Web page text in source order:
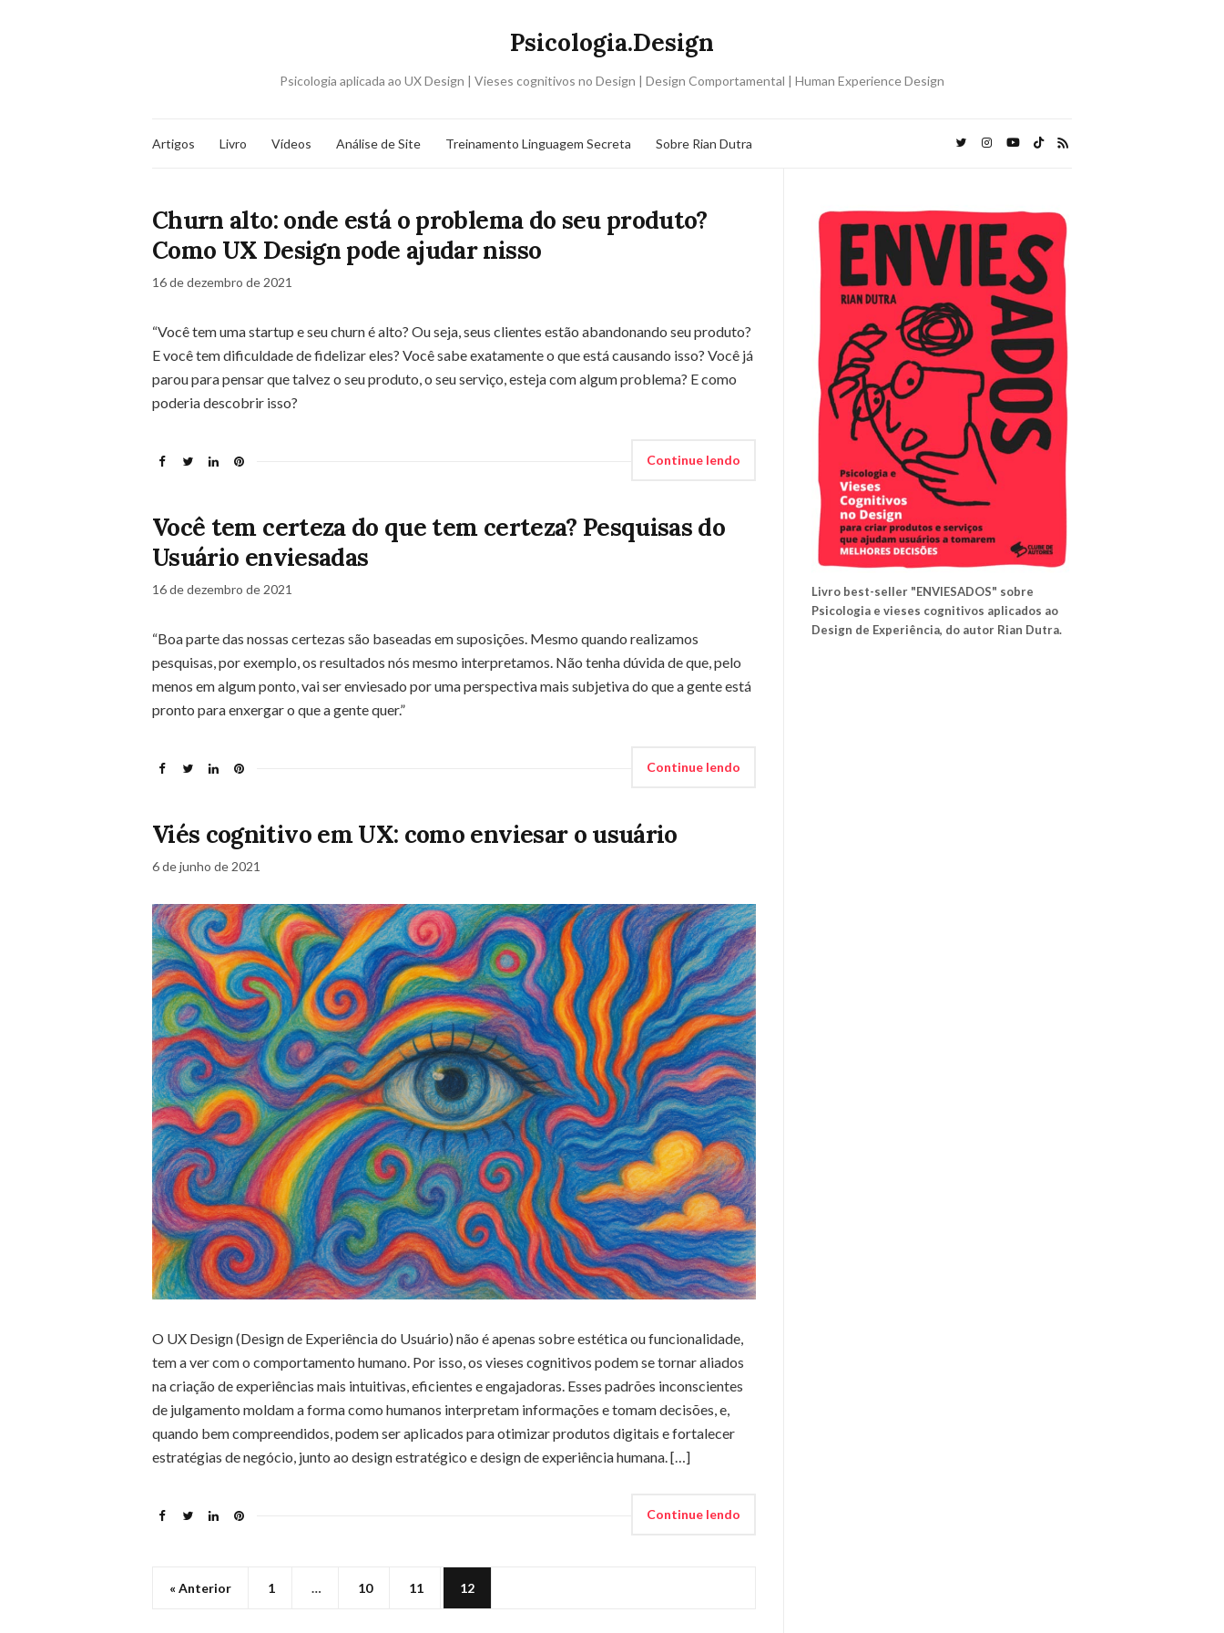
Psicologia.Design
Psicologia aplicada ao UX Design | Vieses cognitivos no Design | Design Comportamental | Human Experience Design
Artigos Livro Vídeos Análise de Site Treinamento Linguagem Secreta Sobre Rian Dutra
Churn alto: onde está o problema do seu produto?
Como UX Design pode ajudar nisso
16 de dezembro de 2021
“Você tem uma startup e seu churn é alto? Ou seja, seus clientes estão abandonando seu produto?
E você tem dificuldade de fidelizar eles? Você sabe exatamente o que está causando isso? Você já
parou para pensar que talvez o seu produto, o seu serviço, esteja com algum problema? E como
poderia descobrir isso?
Continue lendo
Você tem certeza do que tem certeza? Pesquisas do
Usuário enviesadas
16 de dezembro de 2021
“Boa parte das nossas certezas são baseadas em suposições. Mesmo quando realizamos
pesquisas, por exemplo, os resultados nós mesmo interpretamos. Não tenha dúvida de que, pelo
menos em algum ponto, vai ser enviesado por uma perspectiva mais subjetiva do que a gente está
pronto para enxergar o que a gente quer.”
Continue lendo
Viés cognitivo em UX: como enviesar o usuário
6 de junho de 2021
O UX Design (Design de Experiência do Usuário) não é apenas sobre estética ou funcionalidade,
tem a ver com o comportamento humano. Por isso, os vieses cognitivos podem se tornar aliados
na criação de experiências mais intuitivas, eficientes e engajadoras. Esses padrões inconscientes
de julgamento moldam a forma como humanos interpretam informações e tomam decisões, e,
quando bem compreendidos, podem ser aplicados para otimizar produtos digitais e fortalecer
estratégias de negócio, junto ao design estratégico e design de experiência humana. […]
Continue lendo
« Anterior 1 … 10 11 12
Livro best-seller "ENVIESADOS" sobre
Psicologia e vieses cognitivos aplicados ao
Design de Experiência, do autor Rian Dutra.